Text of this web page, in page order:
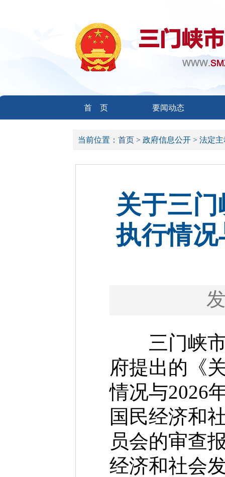
首 页 要闻动态
当前位置： 首页 > 政府信息公开 > 法定
关于三
执行情
三门峡市
府提出的《
情况与2026
国民经济和
员会的审查
经济和社会